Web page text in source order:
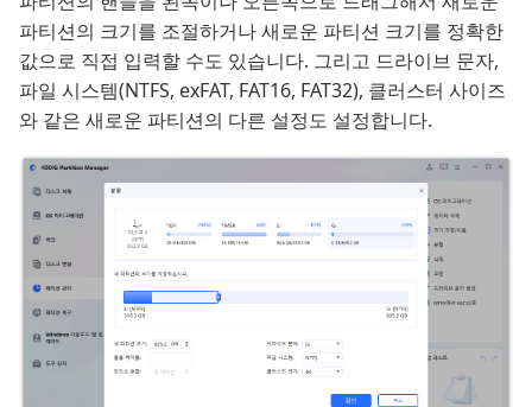
파티션의 크기를 조절하거나 새로운 파티션 크기를 정확한
값으로 직접 입력할 수도 있습니다. 그리고 드라이브 문자,
파일 시스템(NTFS, exFAT, FAT16, FAT32), 클러스터 사이즈
와 같은 새로운 파티션의 다른 설정도 설정합니다.